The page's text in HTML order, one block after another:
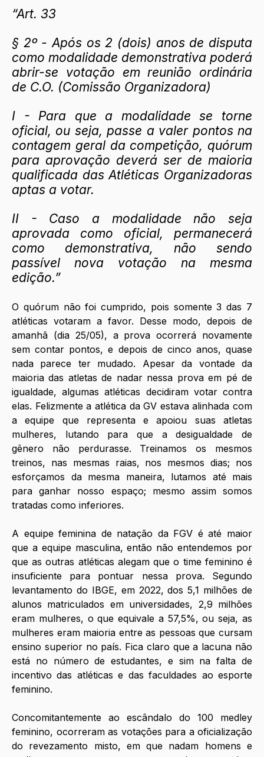
“Art. 33
§ 2º - Após os 2 (dois) anos de disputa
como modalidade demonstrativa poderá
abrir-se votação em reunião ordinária
de C.O. (Comissão Organizadora)
I - Para que a modalidade se torne
oficial, ou seja, passe a valer pontos na
contagem geral da competição, quórum
para aprovação deverá ser de maioria
qualificada das Atléticas Organizadoras
aptas a votar.
II - Caso a modalidade não seja
aprovada como oficial, permanecerá
como demonstrativa, não sendo
passível nova votação na mesma
edição.”
O quórum não foi cumprido, pois somente 3 das 7
atléticas votaram a favor. Desse modo, depois de
amanhã (dia 25/05), a prova ocorrerá novamente
sem contar pontos, e depois de cinco anos, quase
nada parece ter mudado. Apesar da vontade da
maioria das atletas de nadar nessa prova em pé de
igualdade, algumas atléticas decidiram votar contra
elas. Felizmente a atlética da GV estava alinhada com
a equipe que representa e apoiou suas atletas
mulheres, lutando para que a desigualdade de
gênero não perdurasse. Treinamos os mesmos
treinos, nas mesmas raias, nos mesmos dias; nos
esforçamos da mesma maneira, lutamos até mais
para ganhar nosso espaço; mesmo assim somos
tratadas como inferiores.
A equipe feminina de natação da FGV é até maior
que a equipe masculina, então não entendemos por
que as outras atléticas alegam que o time feminino é
insuficiente para pontuar nessa prova. Segundo
levantamento do IBGE, em 2022, dos 5,1 milhões de
alunos matriculados em universidades, 2,9 milhões
eram mulheres, o que equivale a 57,5%, ou seja, as
mulheres eram maioria entre as pessoas que cursam
ensino superior no país. Fica claro que a lacuna não
está no número de estudantes, e sim na falta de
incentivo das atléticas e das faculdades ao esporte
feminino.
Concomitantemente ao escândalo do 100 medley
feminino, ocorreram as votações para a oficialização
do revezamento misto, em que nadam homens e